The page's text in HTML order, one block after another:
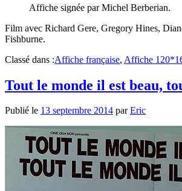
Affiche signée par Michel Berberian.
Film avec Richard Gere, Gregory Hines,
Fishburne.
Classé dans :Affiche française, Affiche
Tout le monde il est beau,
Publié le 13 septembre 2014 parEric